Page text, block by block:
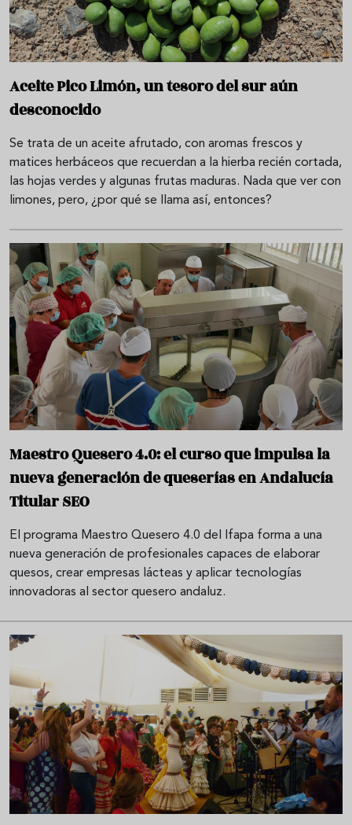
Aceite Pico Limón, un tesoro del sur aún
desconocido
Se trata de un aceite afrutado, con aromas frescos y
matices herbáceos que recuerdan a la hierba recién cortada,
las hojas verdes y algunas frutas maduras. Nada que ver con
limones, pero, ¿por qué se llama así, entonces?
Maestro Quesero 4.0: el curso que impulsa la
nueva generación de queserías en Andalucía
Titular SEO
El programa Maestro Quesero 4.0 del Ifapa forma a una
nueva generación de profesionales capaces de elaborar
quesos, crear empresas lácteas y aplicar tecnologías
innovadoras al sector quesero andaluz.